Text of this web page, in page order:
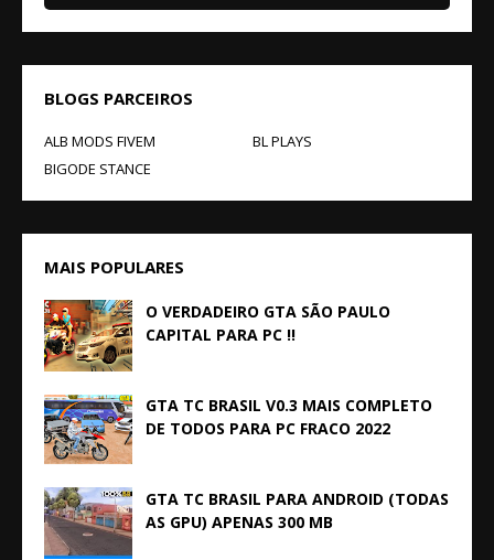
BLOGS PARCEIROS
ALB MODS FIVEM
BL PLAYS
BIGODE STANCE
MAIS POPULARES
O VERDADEIRO GTA SÃO PAULO
CAPITAL PARA PC !!
GTA TC BRASIL V0.3 MAIS COMPLETO
DE TODOS PARA PC FRACO 2022
GTA TC BRASIL PARA ANDROID (TODAS
AS GPU) APENAS 300 MB